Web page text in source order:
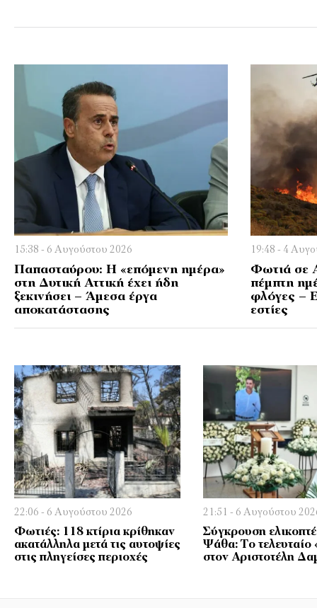
15:38 - 6 Αυγούστου 2026
Παπασταύρου: Η «επόμενη ημέρα»
στη Δυτική Αττική έχει ήδη
ξεκινήσει – Άμεσα έργα
αποκατάστασης
19:48 - 4
Φωτιά σε
πέμπτη
φλόγες –
εστίες
22:06 - 6 Αυγούστου 2026
Φωτιές: 118 κτίρια κρίθηκαν
ακατάλληλα μετά τις αυτοψίες
στις πληγείσες περιοχές
21:51 - 6 Αυγούστου
Σύγκρουση
Ψάθα: Tο τελευταίο
στον Αριστοτέλη